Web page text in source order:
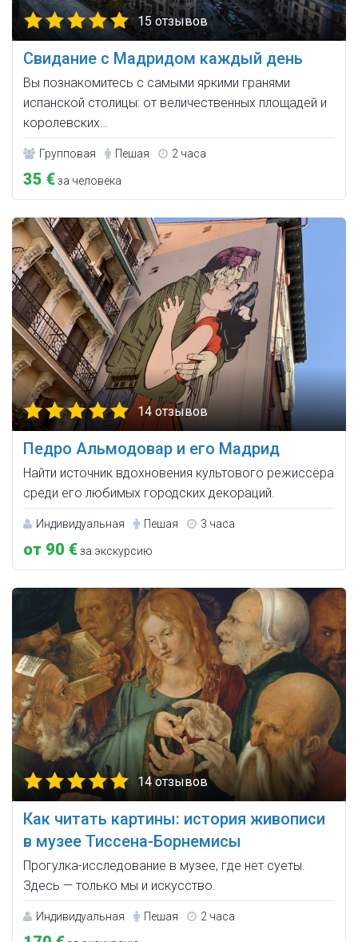
15 отзывов
Свидание с Мадридом каждый день
Вы познакомитесь с самыми яркими гранями
испанской столицы: от величественных площадей и
королевских…
Групповая Пешая 2 часа
35 €за человека
14 отзывов
Педро Альмодовар и его Мадрид
Найти источник вдохновения культового режиссёра
среди его любимых городских декораций.
Индивидуальная Пешая 3 часа
от 90 €за экскурсию
14 отзывов
Как читать картины: история живописи
в музее Тиссена-Борнемисы
Прогулка-исследование в музее, где нет суеты.
Здесь — только мы и искусство.
Индивидуальная Пешая 2 часа